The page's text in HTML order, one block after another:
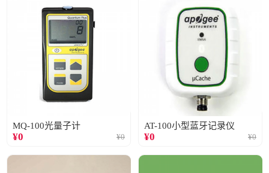
MQ-100光量子计
¥0 ¥0
AT-100小型蓝牙记录仪
¥0 ¥0